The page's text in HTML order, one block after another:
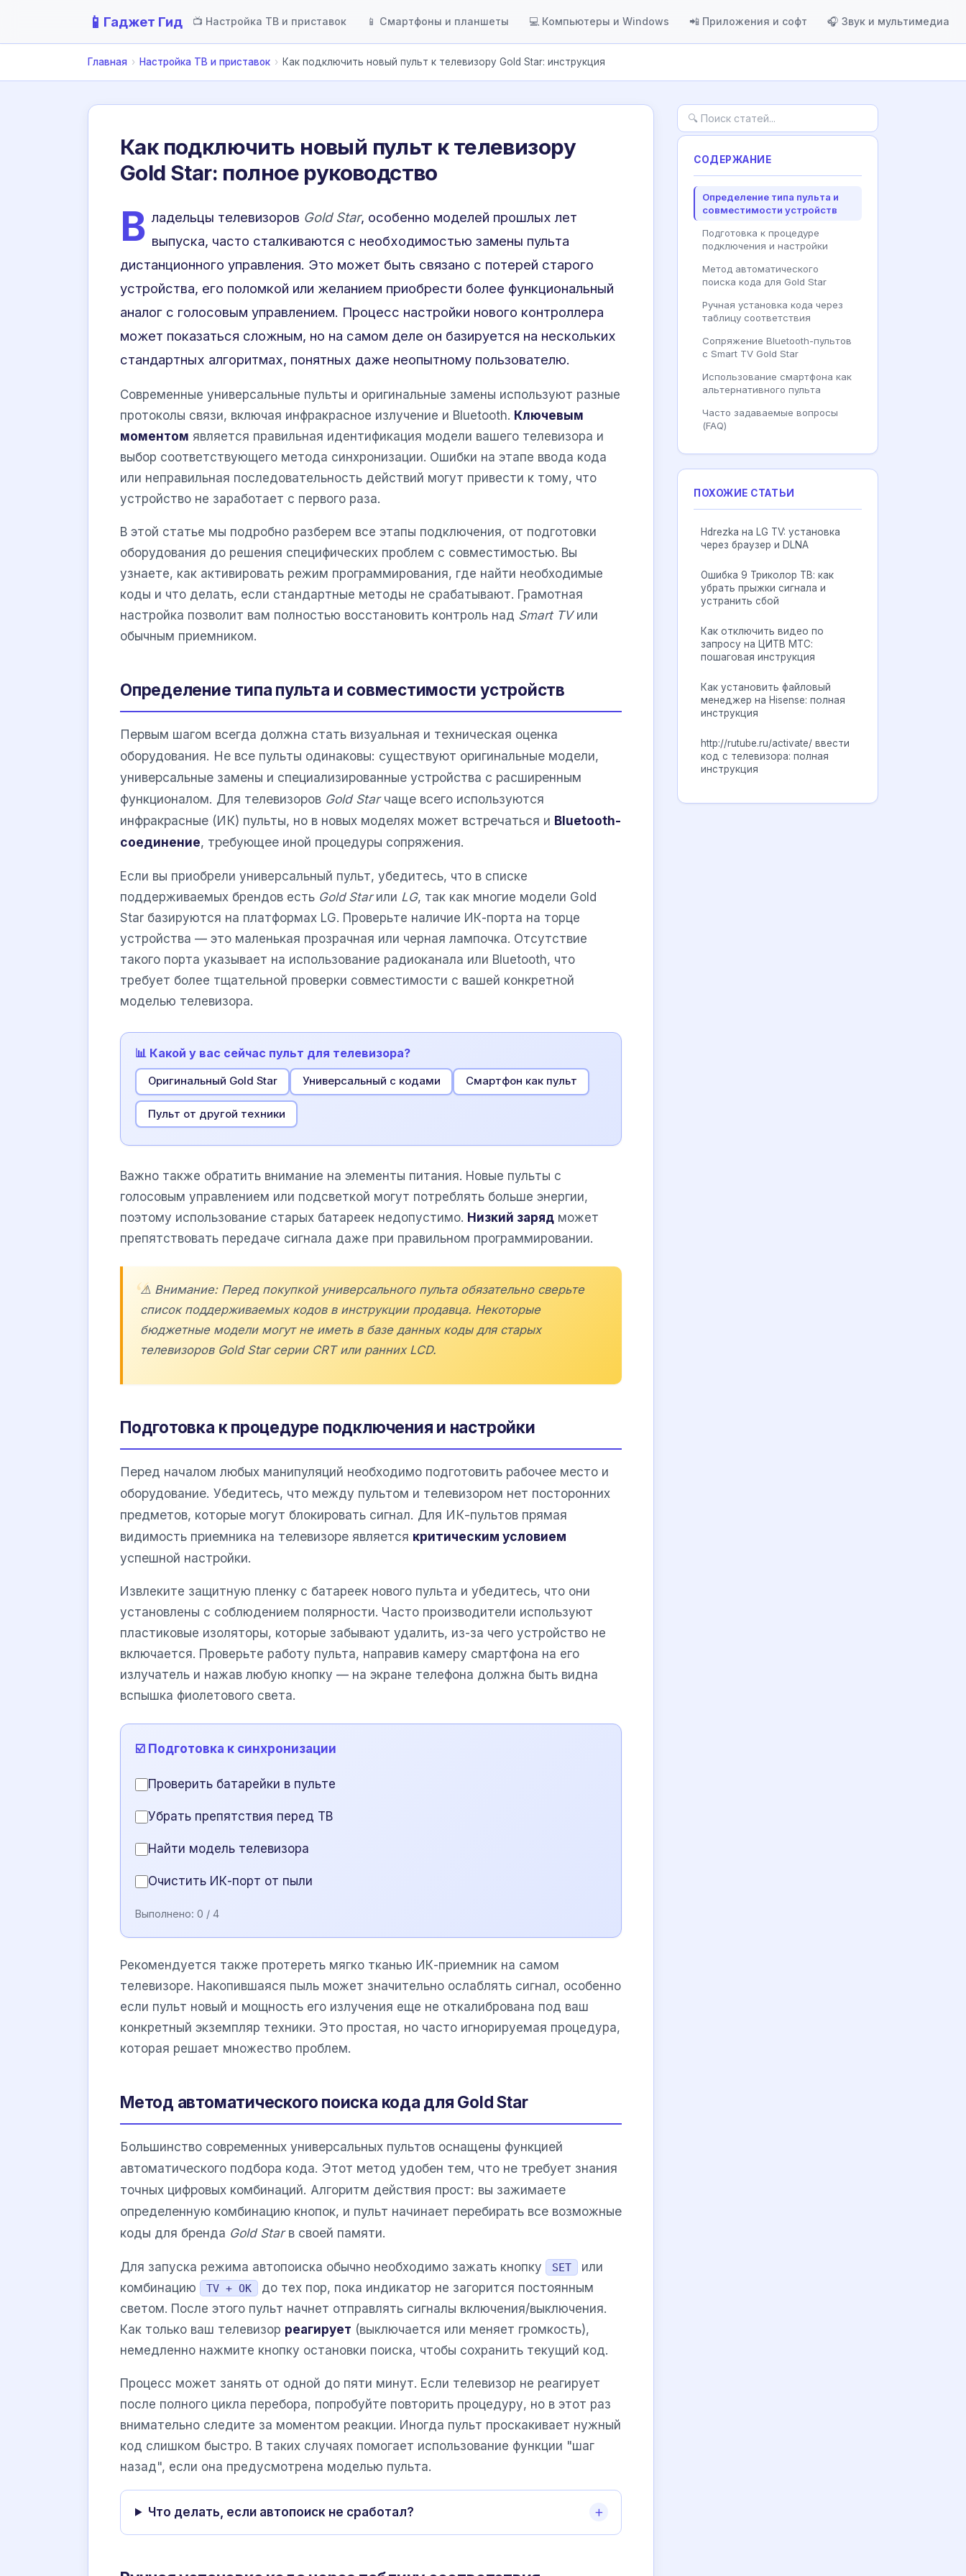
📱 Гаджет Гид 📺 Настройка ТВ и приставок 📱 Смартфоны и планшеты 💻 Компьютеры и Windows 📲 Приложения и софт 🎧 Звук и мультимедиа
Главная › Настройка ТВ и приставок › Как подключить новый пульт к телевизору Gold Star: инструкция
Как подключить новый пульт к телевизору
Gold Star: полное руководство
В ладельцы телевизоров Gold Star, особенно моделей прошлых лет
выпуска, часто сталкиваются с необходимостью замены пульта
дистанционного управления. Это может быть связано с потерей старого
устройства, его поломкой или желанием приобрести более функциональный
аналог с голосовым управлением. Процесс настройки нового контроллера
может показаться сложным, но на самом деле он базируется на нескольких
стандартных алгоритмах, понятных даже неопытному пользователю.
Современные универсальные пульты и оригинальные замены используют разные
протоколы связи, включая инфракрасное излучение и Bluetooth. Ключевым
моментом является правильная идентификация модели вашего телевизора и
выбор соответствующего метода синхронизации. Ошибки на этапе ввода кода
или неправильная последовательность действий могут привести к тому, что
устройство не заработает с первого раза.
В этой статье мы подробно разберем все этапы подключения, от подготовки
оборудования до решения специфических проблем с совместимостью. Вы
узнаете, как активировать режим программирования, где найти необходимые
коды и что делать, если стандартные методы не срабатывают. Грамотная
настройка позволит вам полностью восстановить контроль над Smart TVили
обычным приемником.
Определение типа пульта и совместимости устройств
Первым шагом всегда должна стать визуальная и техническая оценка
оборудования. Не все пульты одинаковы: существуют оригинальные модели,
универсальные замены и специализированные устройства с расширенным
функционалом. Для телевизоров Gold Starчаще всего используются
инфракрасные (ИК) пульты, но в новых моделях может встречаться и Bluetooth-
соединение, требующее иной процедуры сопряжения.
Если вы приобрели универсальный пульт, убедитесь, что в списке
поддерживаемых брендов есть Gold Starили LG, так как многие модели Gold
Star базируются на платформах LG. Проверьте наличие ИК-порта на торце
устройства — это маленькая прозрачная или черная лампочка. Отсутствие
такого порта указывает на использование радиоканала или Bluetooth, что
требует более тщательной проверки совместимости с вашей конкретной
моделью телевизора.
📊 Какой у вас сейчас пульт для телевизора?
Оригинальный Gold Star Универсальный с кодами Смартфон как пульт
Пульт от другой техники
Важно также обратить внимание на элементы питания. Новые пульты с
голосовым управлением или подсветкой могут потреблять больше энергии,
поэтому использование старых батареек недопустимо. Низкий заряд может
препятствовать передаче сигнала даже при правильном программировании.
⚠️ Внимание: Перед покупкой универсального пульта обязательно сверьте
список поддерживаемых кодов в инструкции продавца. Некоторые
бюджетные модели могут не иметь в базе данных коды для старых
телевизоров Gold Starсерии CRT или ранних LCD.
Подготовка к процедуре подключения и настройки
Перед началом любых манипуляций необходимо подготовить рабочее место и
оборудование. Убедитесь, что между пультом и телевизором нет посторонних
предметов, которые могут блокировать сигнал. Для ИК-пультов прямая
видимость приемника на телевизоре является критическим условием
успешной настройки.
Извлеките защитную пленку с батареек нового пульта и убедитесь, что они
установлены с соблюдением полярности. Часто производители используют
пластиковые изоляторы, которые забывают удалить, из-за чего устройство не
включается. Проверьте работу пульта, направив камеру смартфона на его
излучатель и нажав любую кнопку — на экране телефона должна быть видна
вспышка фиолетового света.
☑️ Подготовка к синхронизации
Проверить батарейки в пульте
Убрать препятствия перед ТВ
Найти модель телевизора
Очистить ИК-порт от пыли
Выполнено: 0 / 4
Рекомендуется также протереть мягко тканью ИК-приемник на самом
телевизоре. Накопившаяся пыль может значительно ослаблять сигнал, особенно
если пульт новый и мощность его излучения еще не откалибрована под ваш
конкретный экземпляр техники. Это простая, но часто игнорируемая процедура,
которая решает множество проблем.
Метод автоматического поиска кода для Gold Star
Большинство современных универсальных пультов оснащены функцией
автоматического подбора кода. Этот метод удобен тем, что не требует знания
точных цифровых комбинаций. Алгоритм действия прост: вы зажимаете
определенную комбинацию кнопок, и пульт начинает перебирать все возможные
коды для бренда Gold Starв своей памяти.
Для запуска режима автопоиска обычно необходимо зажать кнопку SET
или
комбинацию
TV + OK
до тех пор, пока индикатор не загорится постоянным
светом. После этого пульт начнет отправлять сигналы включения/выключения.
Как только ваш телевизор реагирует (выключается или меняет громкость),
немедленно нажмите кнопку остановки поиска, чтобы сохранить текущий код.
Процесс может занять от одной до пяти минут. Если телевизор не реагирует
после полного цикла перебора, попробуйте повторить процедуру, но в этот раз
внимательно следите за моментом реакции. Иногда пульт проскакивает нужный
код слишком быстро. В таких случаях помогает использование функции "шаг
назад", если она предусмотрена моделью пульта.
Что делать, если автопоиск не сработал?
СОДЕРЖАНИЕ
Определение типа пульта и
совместимости устройств
Подготовка к процедуре
подключения и настройки
Метод автоматического
поиска кода для Gold Star
Ручная установка кода через
таблицу соответствия
Сопряжение Bluetooth-пультов
с Smart TV Gold Star
Использование смартфона как
альтернативного пульта
Часто задаваемые вопросы
(FAQ)
ПОХОЖИЕ СТАТЬИ
Hdrezka на LG TV: установка
через браузер и DLNA
Ошибка 9 Триколор ТВ: как
убрать прыжки сигнала и
устранить сбой
Как отключить видео по
запросу на ЦИТВ МТС:
пошаговая инструкция
Как установить файловый
менеджер на Hisense: полная
инструкция
http://rutube.ru/activate/ ввести
код с телевизора: полная
инструкция